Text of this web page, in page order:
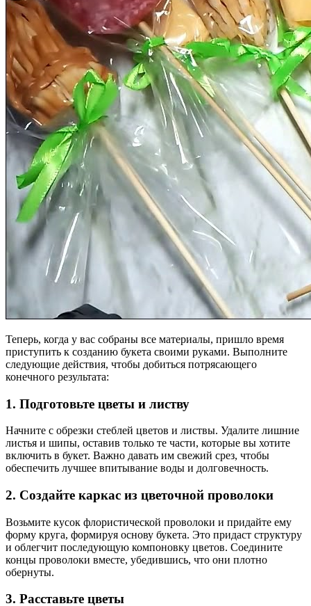
Теперь, когда у вас собраны все материалы, пришло время
приступить к созданию букета своими руками. Выполните
следующие действия, чтобы добиться потрясающего
конечного результата:
1. Подготовьте цветы и листву
Начните с обрезки стеблей цветов и листвы. Удалите лишние
листья и шипы, оставив только те части, которые вы хотите
включить в букет. Важно давать им свежий срез, чтобы
обеспечить лучшее впитывание воды и долговечность.
2. Создайте каркас из цветочной проволоки
Возьмите кусок флористической проволоки и придайте ему
форму круга, формируя основу букета. Это придаст структуру
и облегчит последующую компоновку цветов. Соедините
концы проволоки вместе, убедившись, что они плотно
обернуты.
3. Расставьте цветы